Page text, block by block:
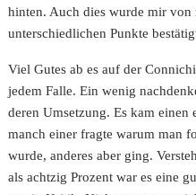
hinten. Auch dies wurde mir von
unterschiedlichen Punkte
Viel Gutes ab es auf der
jedem Falle. Ein wenig
deren Umsetzung. Es kam einen
manch einer fragte warum man
wurde, anderes aber ging.
als achtzig Prozent war es eine